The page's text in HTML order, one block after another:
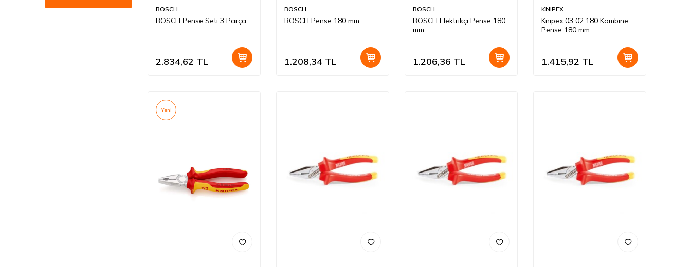
BOSCH
BOSCH Pense Seti 3 Parça
2.834,62 TL
BOSCH
BOSCH Pense 180 mm
1.208,34 TL
BOSCH
BOSCH Elektrikçi Pense 180
mm
1.206,36 TL
KNIPEX
Knipex 03 02 180 Kombine
Pense 180 mm
1.415,92 TL
Yeni